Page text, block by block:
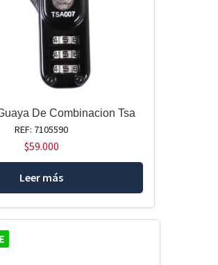
De Combinacion Tsa
REF: 7105590
$59.000
Leer más